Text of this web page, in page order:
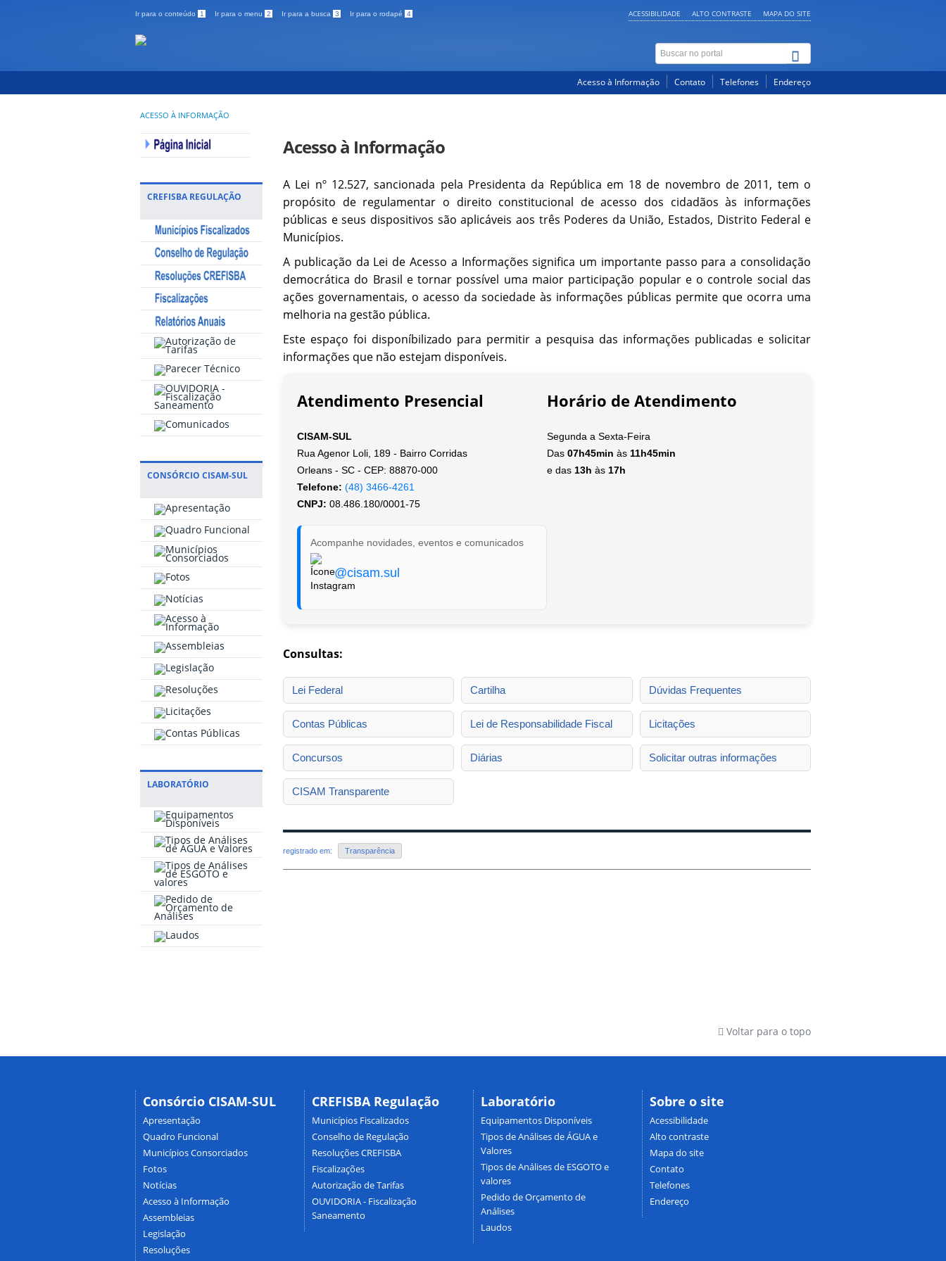
Ir para o conteúdo 1 Ir para o menu 2 Ir para a busca 3 Ir para o rodapé 4 ACESSIBILIDADE ALTO CONTRASTE MAPA DO SITE
Acesso à Informação Contato Telefones Endereço
ACESSO À INFORMAÇÃO
CREFISBA REGULAÇÃO
CONSÓRCIO CISAM-SUL
LABORATÓRIO
Acesso à Informação
A Lei nº 12.527, sancionada pela Presidenta da República em 18 de novembro de 2011, tem o
propósito de regulamentar o direito constitucional de acesso dos cidadãos às informações
públicas e seus dispositivos são aplicáveis aos três Poderes da União, Estados, Distrito Federal e
Municípios.
A publicação da Lei de Acesso a Informações significa um importante passo para a consolidação
democrática do Brasil e tornar possível uma maior participação popular e o controle social das
ações governamentais, o acesso da sociedade às informações públicas permite que ocorra uma
melhoria na gestão pública.
Este espaço foi disponíbilizado para permitir a pesquisa das informações publicadas e solicitar
informações que não estejam disponíveis.
Atendimento Presencial
CISAM-SUL
Rua Agenor Loli, 189 - Bairro Corridas
Orleans - SC - CEP: 88870-000
Telefone: (48) 3466-4261
CNPJ: 08.486.180/0001-75
Acompanhe novidades, eventos e comunicados
@cisam.sul
Horário de Atendimento
Segunda a Sexta-Feira
Das 07h45min às 11h45min
e das 13h às 17h
Consultas:
Lei Federal Cartilha Dúvidas Frequentes
Contas Públicas Lei de Responsabilidade Fiscal Licitações
Concursos Diárias Solicitar outras informações
CISAM Transparente
registrado em: Transparência
Voltar para o topo
Consórcio CISAM-SUL
Apresentação
Quadro Funcional
Municípios Consorciados
Fotos
Notícias
Acesso à Informação
Assembleias
Legislação
Resoluções
CREFISBA Regulação
Municípios Fiscalizados
Conselho de Regulação
Resoluções CREFISBA
Fiscalizações
Autorização de Tarifas
OUVIDORIA - Fiscalização
Saneamento
Laboratório
Equipamentos Disponíveis
Tipos de Análises de ÁGUA e
Valores
Tipos de Análises de ESGOTO e
valores
Pedido de Orçamento de
Análises
Laudos
Sobre o site
Acessibilidade
Alto contraste
Mapa do site
Contato
Telefones
Endereço